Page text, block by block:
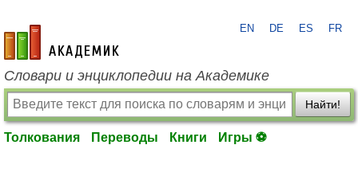
academic.ru
EN DE ES FR
Словари и энциклопедии на Академике
Найти!
Толкования Переводы Книги Игры ⚽